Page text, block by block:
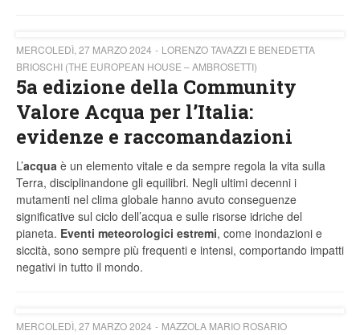
MERCOLEDÌ, 27 MARZO 2024
LORENZO TAVAZZI E BENEDETTA
BRIOSCHI (THE EUROPEAN HOUSE – AMBROSETTI)
5a edizione della Community
Valore Acqua per l’Italia:
evidenze e raccomandazioni
L’acqua è un elemento vitale e da sempre regola la vita sulla
Terra, disciplinandone gli equilibri. Negli ultimi decenni i
mutamenti nel clima globale hanno avuto conseguenze
significative sul ciclo dell’acqua e sulle risorse idriche del
pianeta. Eventi meteorologici estremi, come inondazioni e
siccità, sono sempre più frequenti e intensi, comportando impatti
negativi in tutto il mondo.
MERCOLEDÌ, 27 MARZO 2024
MAZZOLA MARIO ROSARIO